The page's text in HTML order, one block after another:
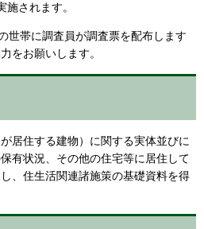
されます。
世帯に調査員が調査票を配布します
をお願いします。
居住する建物）に関する実体並びに
有状況、その他の住宅等に居住して
、住生活関連諸施策の基礎資料を得